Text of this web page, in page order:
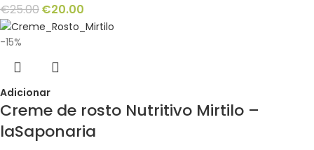
€25.00€20.00
-15%
Adicionar
Creme de rosto Nutritivo Mirtilo –
laSaponaria